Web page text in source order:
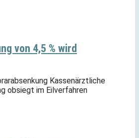
von 4,5 % wird
Kassenärztliche
obsiegt im Eilverfahren